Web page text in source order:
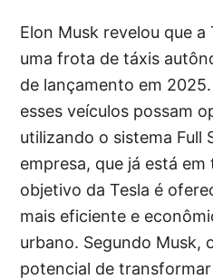
Elon Musk revelou que
uma frota de táxis
de lançamento em
esses veículos possam
utilizando o sistema Full
empresa, que já está
objetivo da Tesla é
mais eficiente e
urbano. Segundo Musk,
potencial de